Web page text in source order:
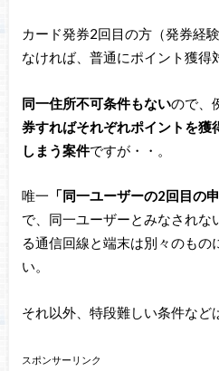
カード発券2回目の方（発券経
なければ、普通にポイント獲得
同一住所不可条件もないので、
券すればそれぞれポイントを獲
しまう案件ですが・・。
唯一 「同一ユーザーの2回目の
で、同一ユーザーとみなされな
る通信回線と端末は別々のもの
い。
それ以外、特段難しい条件など
スポンサーリンク